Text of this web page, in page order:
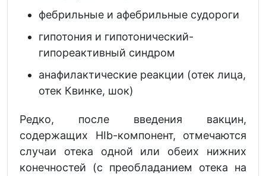
фебрильные и афебрильные судороги
гипотония и гипотонический-
гипореактивный синдром
анафилактические реакции (отек лица,
отек Квинке, шок)
Редко, после введения вакцин,
содержащих HIb-компонент, отмечаются
случаи отека одной или обеих нижних
конечностей (с преобладанием отека на